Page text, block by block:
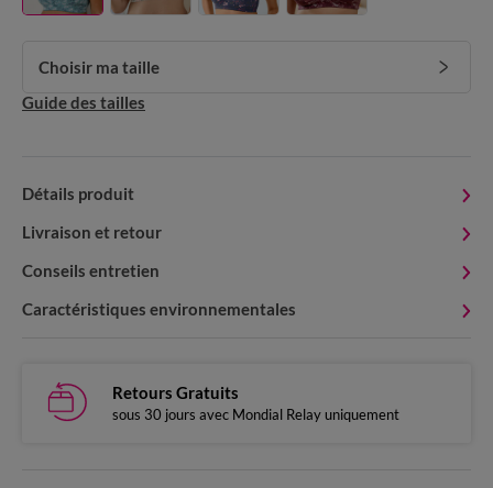
Choisir ma taille
Guide des tailles
Détails produit
Livraison et retour
Conseils entretien
Caractéristiques environnementales
Retours Gratuits
sous 30 jours avec Mondial Relay uniquement